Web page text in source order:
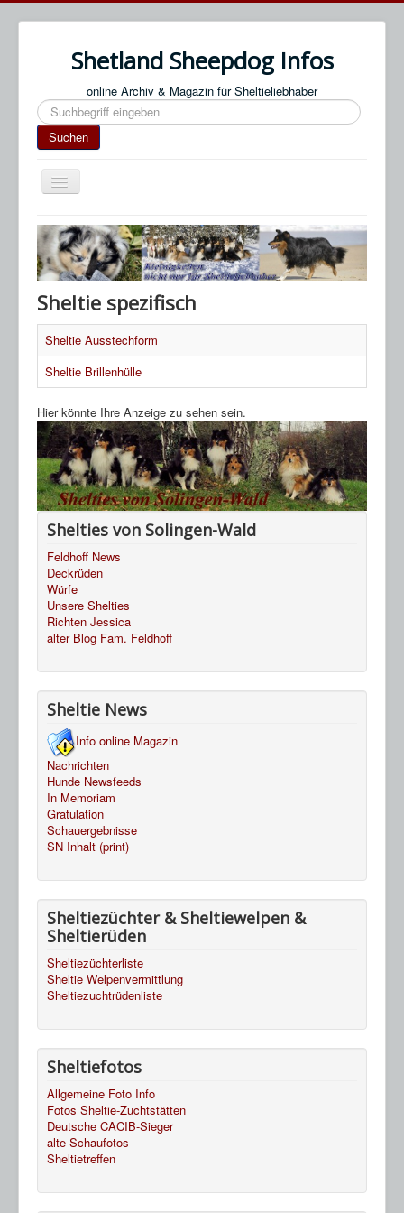
Shetland Sheepdog Infos
online Archiv & Magazin für Sheltieliebhaber
Suchen
Suchen
Navigation
an/aus
Start
Impressum / Datenschutz
Termine / Veranstaltungen
Links
SN Blog
HP Ahnentafeln
Sheltie Archiv
Sheltie spezifisch
Sheltie Ausstechform
Sheltie Brillenhülle
Hier könnte Ihre Anzeige zu sehen sein.
Shelties von Solingen-Wald
Feldhoff News
Deckrüden
Würfe
Unsere Shelties
Richten Jessica
alter Blog Fam. Feldhoff
Sheltie News
Info online Magazin
Nachrichten
Hunde Newsfeeds
In Memoriam
Gratulation
Schauergebnisse
SN Inhalt (print)
Sheltiezüchter & Sheltiewelpen &
Sheltierüden
Sheltiezüchterliste
Sheltie Welpenvermittlung
Sheltiezuchtrüdenliste
Sheltiefotos
Allgemeine Foto Info
Fotos Sheltie-Zuchtstätten
Deutsche CACIB-Sieger
alte Schaufotos
Sheltietreffen